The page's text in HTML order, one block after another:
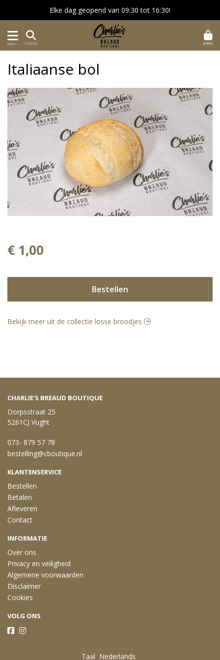
Elke dag geopend van 09:30 tot 16:30!
MENU ZOEKEN MAND
Italiaanse bol
€ 1,00
Bestellen
Bekijk meer uit de collectie losse broodjes
CHARLIE’S BREAUD BOUTIQUE
Dorpsstraat 25
5261CJ Vught
073- 879 57 78
bestelling@cboutique.nl
KLANTENSERVICE
Bestellen
Betalen
Afleveren
Contact
INFORMATIE
Over ons
Privacy en veiligheid
Algemene voorwaarden
Disclaimer
Cookies
VOLG ONS
Taal